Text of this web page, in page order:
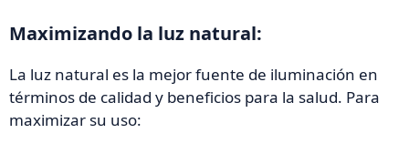
Maximizando la luz natural:
La luz natural es la mejor fuente de iluminación en
términos de calidad y beneficios para la salud. Para
maximizar su uso: